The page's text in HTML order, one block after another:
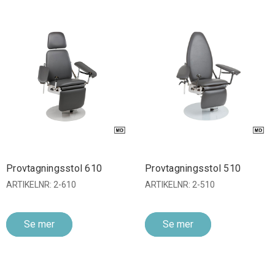
Provtagningsstol 610
ARTIKELNR: 2-610
Se mer
Provtagningsstol 510
ARTIKELNR: 2-510
Se mer